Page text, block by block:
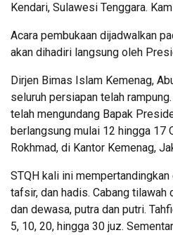
Kendari, Sulawesi Tenggara.
Acara pembukaan dijadwalkan
akan dihadiri langsung oleh
Dirjen Bimas Islam Kemenag,
seluruh persiapan telah
telah mengundang Bapak
berlangsung mulai 12 hingga 17
Rokhmad, di Kantor Kemenag,
STQH kali ini
tafsir, dan hadis. Cabang tilawah
dan dewasa, putra dan putri.
5, 10, 20, hingga 30 juz.